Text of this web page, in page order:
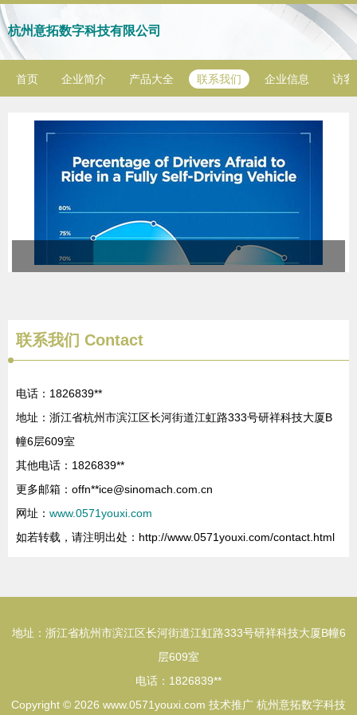
杭州意拓数字科技有限公司
首页 企业简介 产品大全 联系我们 企业信息 访客
联系我们 Contact
电话：1826839**
地址：浙江省杭州市滨江区长河街道江虹路333号研祥科技大厦B
幢6层609室
其他电话：1826839**
更多邮箱：offn**ice@sinomach.com.cn
网址： www.0571youxi.com
如若转载，请注明出处：http://www.0571youxi.com/contact.html
地址：浙江省杭州市滨江区长河街道江虹路333号研祥科技大厦B幢6
层609室
电话：1826839**
Copyright © 2026 www.0571youxi.com 技术推广 杭州意拓数字科技